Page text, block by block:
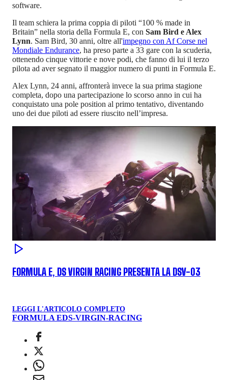
software.
Il team schiera la prima coppia di piloti “100 % made in
Britain” nella storia della Formula E, con Sam Bird e Alex
Lynn. Sam Bird, 30 anni, oltre all'impegno con Af Corse nel
Mondiale Endurance, ha preso parte a 33 gare con la scuderia,
ottenendo cinque vittorie e nove podi, che fanno di lui il terzo
pilota ad aver segnato il maggior numero di punti in Formula E.
Alex Lynn, 24 anni, affronterà invece la sua prima stagione
completa, dopo una partecipazione lo scorso anno in cui ha
conquistato una pole position al primo tentativo, diventando
uno dei due piloti ad essere riuscito nell’impresa.
FORMULA E, DS VIRGIN RACING PRESENTA LA DSV-03
LEGGI L'ARTICOLO COMPLETO
FORMULA EDS-VIRGIN-RACING